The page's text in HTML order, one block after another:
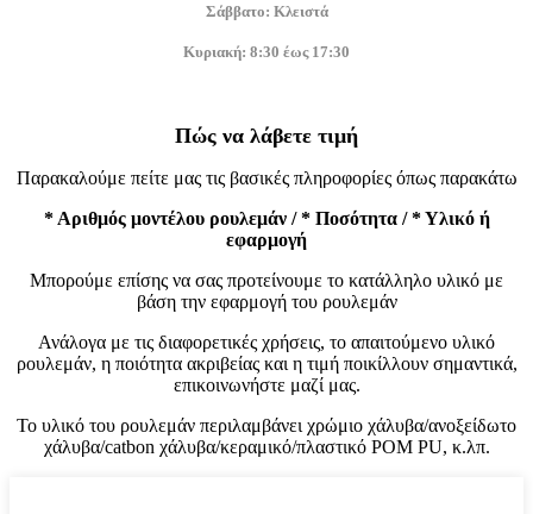
Σάββατο: Κλειστά
Κυριακή: 8:30 έως 17:30
Πώς να λάβετε τιμή
Παρακαλούμε πείτε μας τις βασικές πληροφορίες όπως παρακάτω
* Αριθμός μοντέλου ρουλεμάν / * Ποσότητα / * Υλικό ή
εφαρμογή
Μπορούμε επίσης να σας προτείνουμε το κατάλληλο υλικό με
βάση την εφαρμογή του ρουλεμάν
Ανάλογα με τις διαφορετικές χρήσεις, το απαιτούμενο υλικό
ρουλεμάν, η ποιότητα ακριβείας και η τιμή ποικίλλουν σημαντικά,
επικοινωνήστε μαζί μας.
Το υλικό του ρουλεμάν περιλαμβάνει χρώμιο χάλυβα/ανοξείδωτο
χάλυβα/catbon χάλυβα/κεραμικό/πλαστικό POM PU, κ.λπ.